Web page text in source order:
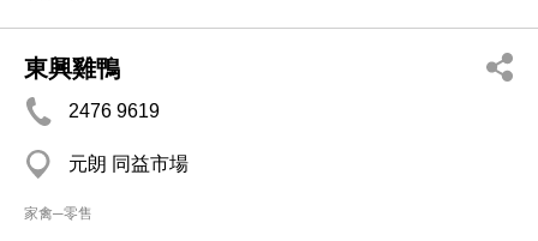
東興雞鴨
2476 9619
元朗 同益市場
家禽─零售